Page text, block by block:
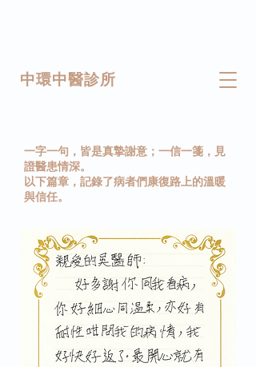
中環中醫診所
一字一句，皆是真摯謝意；一信一箋，見
證醫患情深。
以下篇章，記錄了病者們康復路上的溫暖
與信任。